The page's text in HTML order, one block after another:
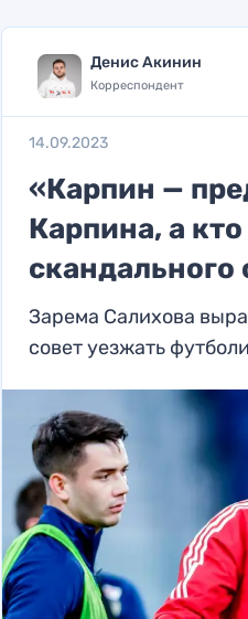
Денис Акинин
Корреспондент
14.09.2023
«Карпин —
Карпина, а
скандального
Зарема Салихова
совет уезжать